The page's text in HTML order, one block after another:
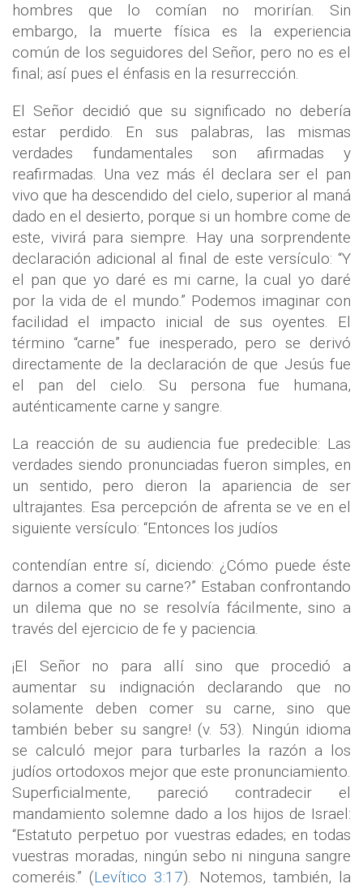
hombres que lo comían no morirían. Sin
embargo, la muerte física es la experiencia
común de los seguidores del Señor, pero no es el
final; así pues el énfasis en la resurrección.
El Señor decidió que su significado no debería
estar perdido. En sus palabras, las mismas
verdades fundamentales son afirmadas y
reafirmadas. Una vez más él declara ser el pan
vivo que ha descendido del cielo, superior al maná
dado en el desierto, porque si un hombre come de
este, vivirá para siempre. Hay una sorprendente
declaración adicional al final de este versículo: “Y
el pan que yo daré es mi carne, la cual yo daré
por la vida de el mundo.” Podemos imaginar con
facilidad el impacto inicial de sus oyentes. El
término “carne” fue inesperado, pero se derivó
directamente de la declaración de que Jesús fue
el pan del cielo. Su persona fue humana,
auténticamente carne y sangre.
La reacción de su audiencia fue predecible: Las
verdades siendo pronunciadas fueron simples, en
un sentido, pero dieron la apariencia de ser
ultrajantes. Esa percepción de afrenta se ve en el
siguiente versículo: “Entonces los judíos
contendían entre sí, diciendo: ¿Cómo puede éste
darnos a comer su carne?” Estaban confrontando
un dilema que no se resolvía fácilmente, sino a
través del ejercicio de fe y paciencia.
¡El Señor no para allí sino que procedió a
aumentar su indignación declarando que no
solamente deben comer su carne, sino que
también beber su sangre! (v. 53). Ningún idioma
se calculó mejor para turbarles la razón a los
judíos ortodoxos mejor que este pronunciamiento.
Superficialmente, pareció contradecir el
mandamiento solemne dado a los hijos de Israel:
“Estatuto perpetuo por vuestras edades; en todas
vuestras moradas, ningún sebo ni ninguna sangre
comeréis.” (Levítico 3:17). Notemos, también, la